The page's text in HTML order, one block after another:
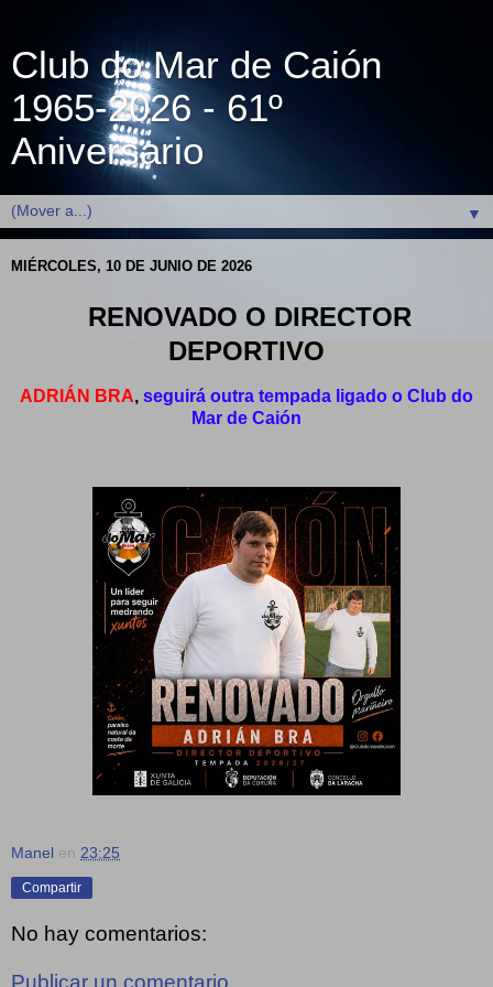
Club do Mar de Caión
1965-2026 - 61º
Aniversario
▼
MIÉRCOLES, 10 DE JUNIO DE 2026
RENOVADO O DIRECTOR
DEPORTIVO
ADRIÁN BRA, seguirá outra tempada ligado o Club do
Mar de Caión
Manel en 23:25
Compartir
No hay comentarios:
Publicar un comentario